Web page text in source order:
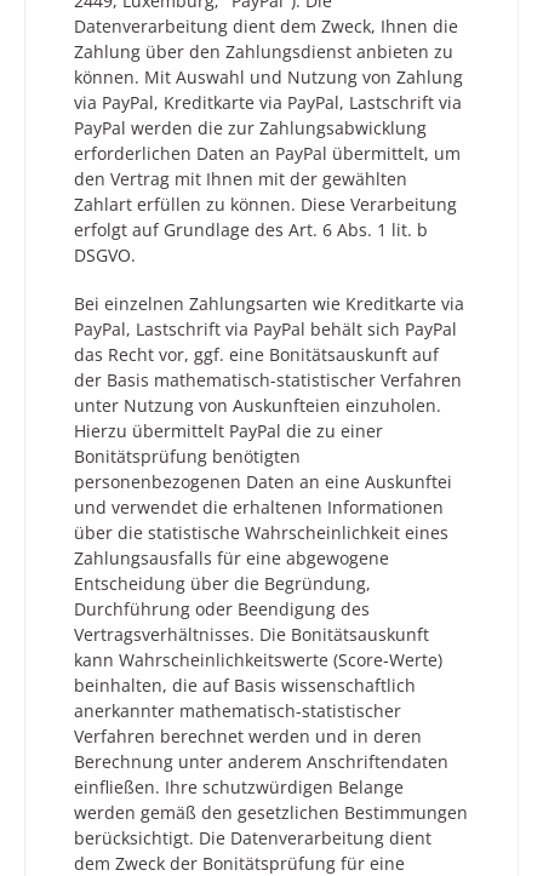
Datenverarbeitung dient dem Zweck, Ihnen die
Zahlung über den Zahlungsdienst anbieten zu
können. Mit Auswahl und Nutzung von Zahlung
via PayPal, Kreditkarte via PayPal, Lastschrift via
PayPal werden die zur Zahlungsabwicklung
erforderlichen Daten an PayPal übermittelt, um
den Vertrag mit Ihnen mit der gewählten
Zahlart erfüllen zu können. Diese Verarbeitung
erfolgt auf Grundlage des Art. 6 Abs. 1 lit. b
DSGVO.
Bei einzelnen Zahlungsarten wie Kreditkarte via
PayPal, Lastschrift via PayPal behält sich PayPal
das Recht vor, ggf. eine Bonitätsauskunft auf
der Basis mathematisch-statistischer Verfahren
unter Nutzung von Auskunfteien einzuholen.
Hierzu übermittelt PayPal die zu einer
Bonitätsprüfung benötigten
personenbezogenen Daten an eine Auskunftei
und verwendet die erhaltenen Informationen
über die statistische Wahrscheinlichkeit eines
Zahlungsausfalls für eine abgewogene
Entscheidung über die Begründung,
Durchführung oder Beendigung des
Vertragsverhältnisses. Die Bonitätsauskunft
kann Wahrscheinlichkeitswerte (Score-Werte)
beinhalten, die auf Basis wissenschaftlich
anerkannter mathematisch-statistischer
Verfahren berechnet werden und in deren
Berechnung unter anderem Anschriftendaten
einfließen. Ihre schutzwürdigen Belange
werden gemäß den gesetzlichen Bestimmungen
berücksichtigt. Die Datenverarbeitung dient
dem Zweck der Bonitätsprüfung für eine